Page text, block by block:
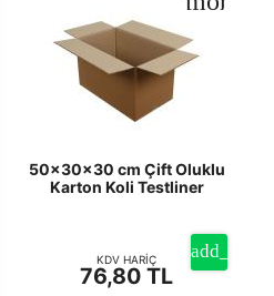
50x30x30 cm Çift Oluklu
Karton Koli Testliner
KDV HARİÇ
76,80 TL